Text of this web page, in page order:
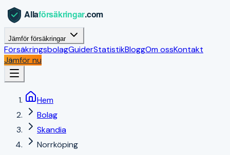
Jämför försäkringar
FörsäkringsbolagGuiderStatistikBloggOm ossKontakt
Jämför nu
Hem
Bolag
Skandia
Norrköping